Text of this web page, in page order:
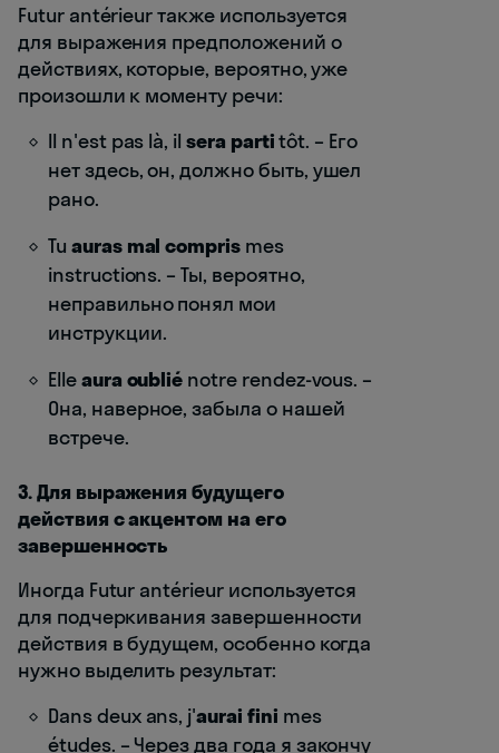
Futur antérieur также используется
для выражения предположений о
действиях, которые, вероятно, уже
произошли к моменту речи:
Il n'est pas là, il sera partitôt. – Его
нет здесь, он, должно быть, ушел
рано.
Tu auras mal compris mes
instructions. – Ты, вероятно,
неправильно понял мои
инструкции.
Elleaura oublié notre rendez-vous. –
Она, наверное, забыла о нашей
встрече.
3. Для выражения будущего
действия с акцентом на его
завершенность
Иногда Futur antérieur используется
для подчеркивания завершенности
действия в будущем, особенно когда
нужно выделить результат:
Dans deux ans, j'aurai fini mes
études. – Через два года я закончу